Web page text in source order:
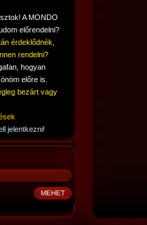
A MONDO
előrendelni?
érdeklődnék,
rendelni?
hogyan
előre is.
bezárt vagy
jelentkezni!